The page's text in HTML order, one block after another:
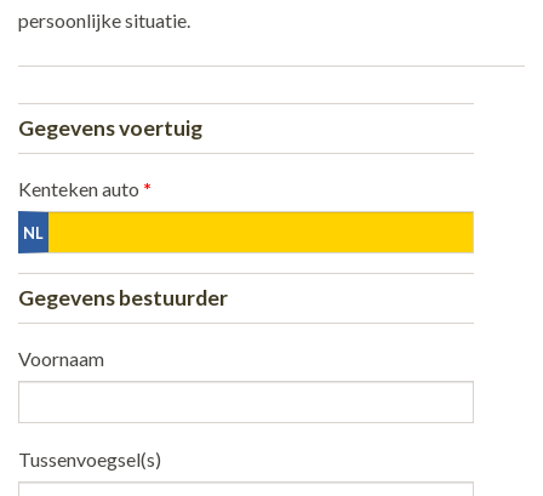
persoonlijke situatie.
Gegevens voertuig
Kenteken auto *
Gegevens bestuurder
Voornaam
Tussenvoegsel(s)